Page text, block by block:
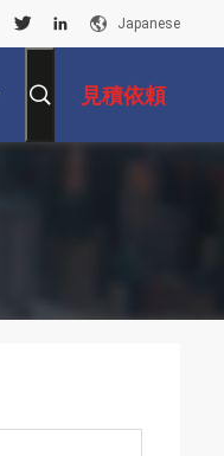
Japanese
見積依頼